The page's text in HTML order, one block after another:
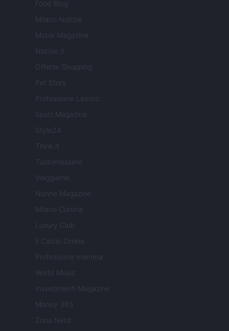
Food Blog
Milano Notizie
Motor Magazine
Notizie.it
Offerte Shopping
Pet Story
Professione Lavoro
Sport Magazine
Style24
Think.it
Tuobenessere
Viaggiamo
Nonne Magazine
Milano Cortina
Luxury Club
Il Calcio Online
Professione mamma
World Music
Investimenti Magazine
Money 365
Zona Nerd